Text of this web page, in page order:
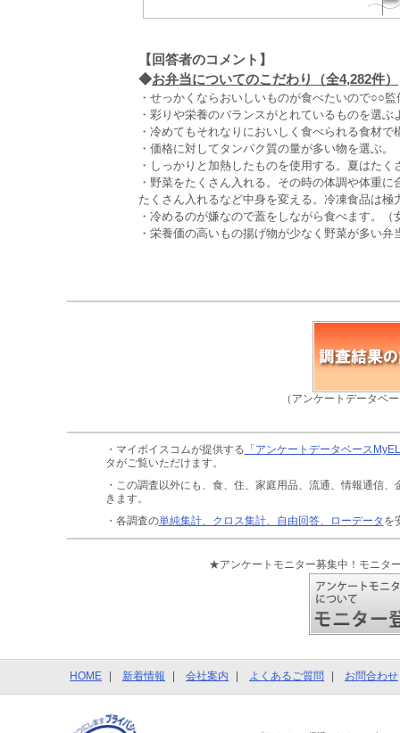
【回答者のコメント】
◆お弁当についてのこだわり（全4,282件）
・せっかくならおいしいものが食べたいので○○
・彩りや栄養のバランスがとれているものを選
・冷めてもそれなりにおいしく食べられる食材で
・価格に対してタンパク質の量が多い物を選ぶ。
・しっかりと加熱したものを使用する。夏はた
・野菜をたくさん入れる。その時の体調や体重
たくさん入れるなど中身を変える。冷凍食品は極
・冷めるのが嫌なので蓋をしながら食べます。（
・栄養価の高いもの揚げ物が少なく野菜が多い
（アンケートデータベ
・マイボイスコムが提供する 「アンケートデータベース
タがご覧いただけます。
・この調査以外にも、食、住、家庭用品、流通、情報通信、
きます。
・各調査の単純集計、クロス集計、自由回答、ローデータ を
★アンケートモニター募集中！モニタ
HOME 新着情報 会社案内 よくあるご質問 お問合わせ